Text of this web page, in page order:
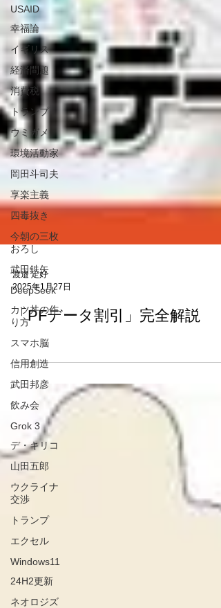
USAID
幸福論
イギリス
経済問題
消費税
トランプ
ウミガメ
環境活動家
岡田斗司夫
享楽主義
四毒抜き
今朝の三枚
おろし
武田鉄矢
DeepSeek
カツ丼の作
り方
スマホ脳
信用創造
武田邦彦
飲み会
Grok 3
デ・キリコ
山田五郎
ウクライナ
交渉
トランプ
エクセル
Windows11
24H2更新
ネオロジズ
渡邉 定好
2025年1月27日
「PFデータ割引」完全解説